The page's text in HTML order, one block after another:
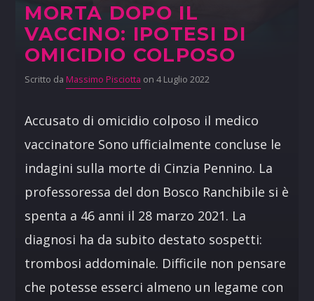
MORTA DOPO IL
VACCINO: IPOTESI DI
OMICIDIO COLPOSO
Scritto da Massimo Pisciotta on 4 Luglio 2022
Accusato di omicidio colposo il medico
vaccinatore Sono ufficialmente concluse le
indagini sulla morte di Cinzia Pennino. La
professoressa del don Bosco Ranchibile si è
spenta a 46 anni il 28 marzo 2021. La
diagnosi ha da subito destato sospetti:
trombosi addominale. Difficile non pensare
che potesse esserci almeno un legame con